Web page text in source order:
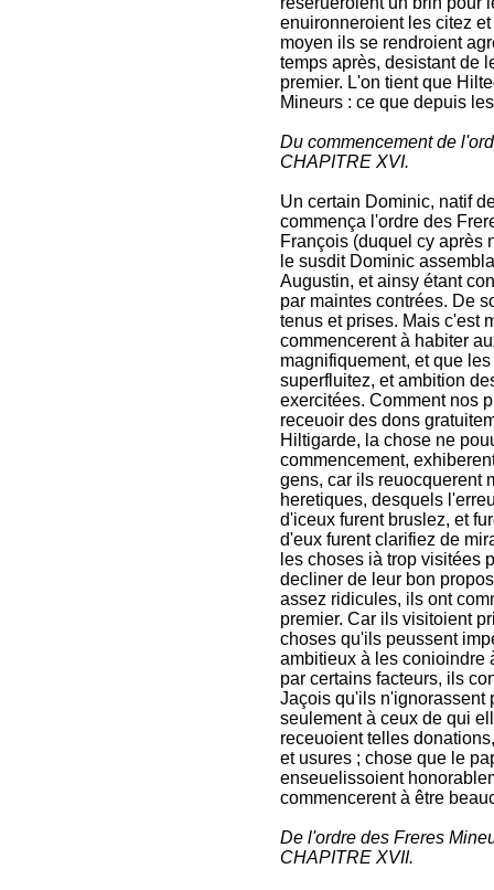
enuironneroient les citez
moyen ils se rendroient
temps après, desistant de
premier. L'on tient que
Mineurs : ce que depuis
Du commencement de
CHAPITRE XVI.
Un certain Dominic, natif
commença l'ordre des
François (duquel cy après
le susdit Dominic
Augustin, et ainsy étant
par maintes contrées. De
tenus et prises. Mais c'est
commencerent à habiter
magnifiquement, et que
superfluitez, et ambition
exercitées. Comment nos
receuoir des dons
Hiltigarde, la chose ne
commencement,
gens, car ils reuocquerent
heretiques, desquels
d'iceux furent bruslez, et
d'eux furent clarifiez de
les choses ià trop visitées
decliner de leur bon
assez ridicules, ils ont
premier. Car ils visitoient
choses qu'ils peussent
ambitieux à les conioindre
par certains facteurs, ils
Jaçois qu'ils n'ignorassent
seulement à ceux de qui
receuoient telles
et usures ; chose que le
enseuelissoient
commencerent à être
De l'ordre des Freres
CHAPITRE XVII.